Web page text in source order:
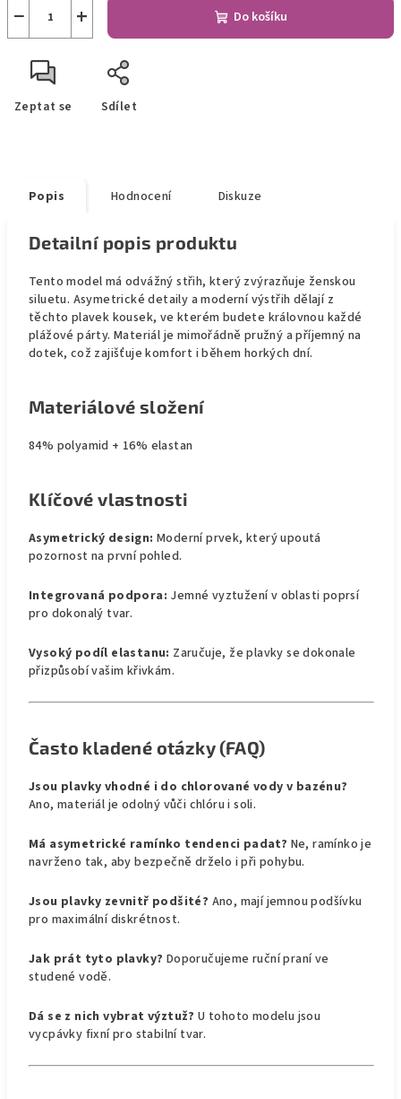
+
− Do košíku
Zeptat se Sdílet
Popis Hodnocení Diskuze
Detailní popis produktu
Tento model má odvážný střih, který zvýrazňuje ženskou
siluetu. Asymetrické detaily a moderní výstřih dělají z
těchto plavek kousek, ve kterém budete královnou každé
plážové párty. Materiál je mimořádně pružný a příjemný na
dotek, což zajišťuje komfort i během horkých dní.
Materiálové složení
84% polyamid + 16% elastan
Klíčové vlastnosti
Asymetrický design: Moderní prvek, který upoutá
pozornost na první pohled.
Integrovaná podpora: Jemné vyztužení v oblasti poprsí
pro dokonalý tvar.
Vysoký podíl elastanu: Zaručuje, že plavky se dokonale
přizpůsobí vašim křivkám.
Často kladené otázky (FAQ)
Jsou plavky vhodné i do chlorované vody v bazénu?
Ano, materiál je odolný vůči chlóru i soli.
Má asymetrické ramínko tendenci padat? Ne, ramínko je
navrženo tak, aby bezpečně drželo i při pohybu.
Jsou plavky zevnitř podšité? Ano, mají jemnou podšívku
pro maximální diskrétnost.
Jak prát tyto plavky? Doporučujeme ruční praní ve
studené vodě.
Dá se z nich vybrat výztuž?U tohoto modelu jsou
vycpávky fixní pro stabilní tvar.